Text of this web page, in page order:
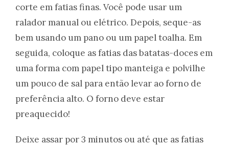
corte em fatias finas. Você pode usar um
ralador manual ou elétrico. Depois, seque-as
bem usando um pano ou um papel toalha. Em
seguida, coloque as fatias das batatas-doces em
uma forma com papel tipo manteiga e polvilhe
um pouco de sal para então levar ao forno de
preferência alto. O forno deve estar
preaquecido!
Deixe assar por 3 minutos ou até que as fatias